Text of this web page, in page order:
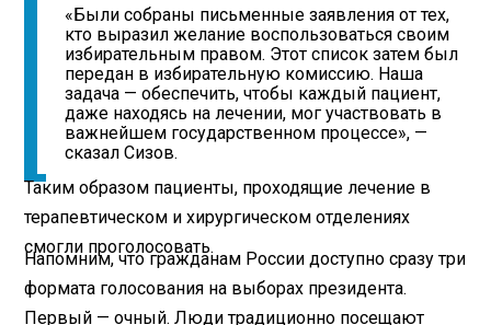
«Были собраны письменные заявления от тех,
кто выразил желание воспользоваться своим
избирательным правом. Этот список затем был
передан в избирательную комиссию. Наша
задача — обеспечить, чтобы каждый пациент,
даже находясь на лечении, мог участвовать в
важнейшем государственном процессе», —
сказал Сизов.
Таким образом пациенты, проходящие лечение в
терапевтическом и хирургическом отделениях
смогли проголосовать.
Напомним, что гражданам России доступно сразу три
формата голосования на выборах президента.
Первый — очный. Люди традиционно посещают